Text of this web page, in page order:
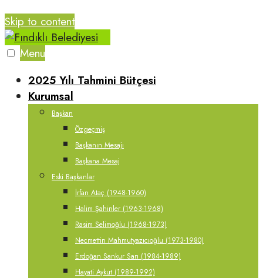
Skip to content
Menu
2025 Yılı Tahmini Bütçesi
Kurumsal
Başkan
Özgeçmiş
Başkanın Mesajı
Başkana Mesaj
Eski Başkanlar
İrfan Ataç (1948-1960)
Halim Şahinler (1963-1968)
Rasim Selimoğlu (1968-1973)
Necmettin Mahmutyazıcıoğlu (1973-1980)
Erdoğan Sankur Sarı (1984-1989)
Hayati Aykut (1989-1992)